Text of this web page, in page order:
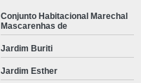
Conjunto Habitacional Marechal
Mascarenhas de
Jardim Buriti
Jardim Esther